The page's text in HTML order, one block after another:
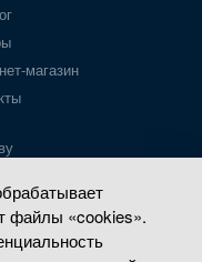
файлы «cookies».
магазин
Gladiator
до 20 л.с.